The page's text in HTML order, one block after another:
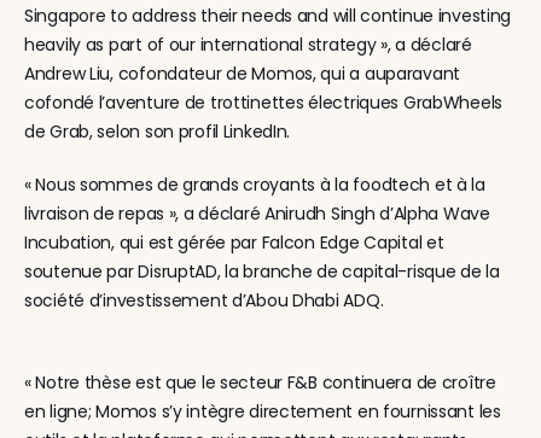
Singapore to address their needs and will continue investing
heavily as part of our international strategy », a déclaré
Andrew Liu, cofondateur de Momos, qui a auparavant
cofondé l’aventure de trottinettes électriques GrabWheels
de Grab, selon son profil LinkedIn.
« Nous sommes de grands croyants à la foodtech et à la
livraison de repas », a déclaré Anirudh Singh d’Alpha Wave
Incubation, qui est gérée par Falcon Edge Capital et
soutenue par DisruptAD, la branche de capital-risque de la
société d’investissement d’Abou Dhabi ADQ.
« Notre thèse est que le secteur F&B continuera de croître
en ligne; Momos s’y intègre directement en fournissant les